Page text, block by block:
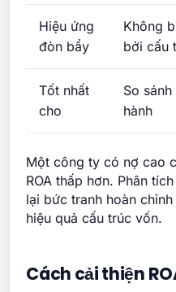
Hiệu ứng
đòn bẩy
Không
bởi cấu
Tốt nhất
cho
So
hành
Một công ty có nợ cao
ROA thấp hơn. Phân
lại bức tranh hoàn
hiệu quả cấu trúc vốn.
Cách cải thiện